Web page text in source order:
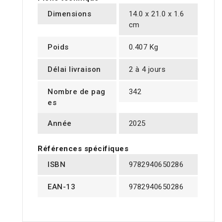
Dimensions
14.0 x 21.0 x 1.6
cm
Poids 0.407 Kg
Délai livraison 2 à 4 jours
Nombre de pag
es
342
Année 2025
Références spécifiques
ISBN
9782940650286
EAN-13 9782940650286